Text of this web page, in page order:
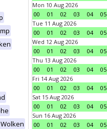
Mon 10 Aug 2026
00
01 02 03 04 05
Tue 11 Aug 2026
00
01 02 03 04 05
Wed 12 Aug 2026
00
01 02 03 04 05
Thu 13 Aug 2026
00
01 02 03 04 05
Fri 14 Aug 2026
00
01 02 03 04 05
Sat 15 Aug 2026
00
01 02 03 04 05
Sun 16 Aug 2026
00
01 02 03 04 05